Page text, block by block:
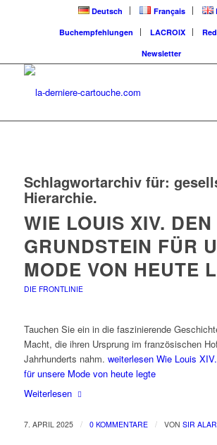
Deutsch Français
Buchempfehlungen
LACROIX
Newsletter
Schlagwortarchiv für:
Hierarchie.
WIE LOUIS XIV. DEN
GRUNDSTEIN FÜR
MODE VON HEUTE
DIE FRONTLINIE
Tauchen Sie ein in die faszinierende
Macht, die ihren Ursprung im französischen
Jahrhunderts nahm. weiterlesenWie Louis
für unsere Mode von heute legte
Weiterlesen
7. APRIL 2025 / 0 KOMMENTARE / VON SIR